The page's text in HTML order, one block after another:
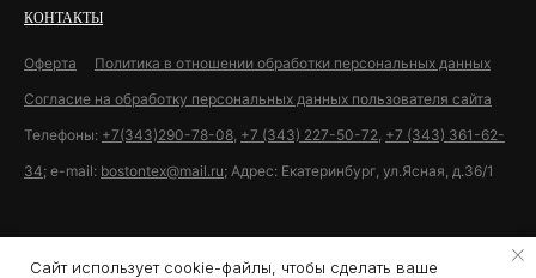
КОНТАКТЫ
Оферта
Политика в отношении обработки персональных данных
Согласие на обработку персональных данных пользователя сайта
Телефоны: +7(343)290-78-08, +7 (343) 227-50-72, +7 (343) 361-62-
34; e-mail: bostontex@mail.ru; Адрес: Екатеринбург, ул.Ясная, д.36/1
Разработка сайта U11.ru
Сайт использует cookie-файлы, чтобы сделать ваше